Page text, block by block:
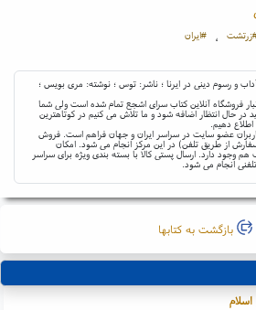
، #ایران
و رسوم دینی در ایرنا ؛ ناشر: توس ؛ نوشته: مری بویس ؛
فروشگاه آنلاین کتاب سرای اشجع تمام شده است ولی شما
در حال انتظار اضافه شود و ما تلاش می کنیم در کوتاهترین
اطلاع دهیم.
کاربران عضو سایت در سراسر ایران و جهان فراهم است. فروش
از طریق تلفن) در این مرکز انجام می شود. امکان
وجود دارد. ارسال پستی کالا با بسته بندی ویژه برای سراسر
انجام می شود.
بازگشت به کتابها